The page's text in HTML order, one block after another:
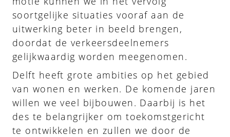
soortgelijke situaties vooraf aan de
uitwerking beter in beeld brengen,
doordat de verkeersdeelnemers
gelijkwaardig worden meegenomen.
Delft heeft grote ambities op het gebied
van wonen en werken. De komende jaren
willen we veel bijbouwen. Daarbij is het
des te belangrijker om toekomstgericht
te ontwikkelen en zullen we door de